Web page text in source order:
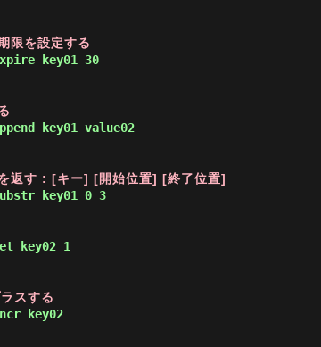
限を設定する
key01 30
key01 value02
返す : [キー] [開始位置] [終了位置]
key01 0 3
key02 1
スする
key02